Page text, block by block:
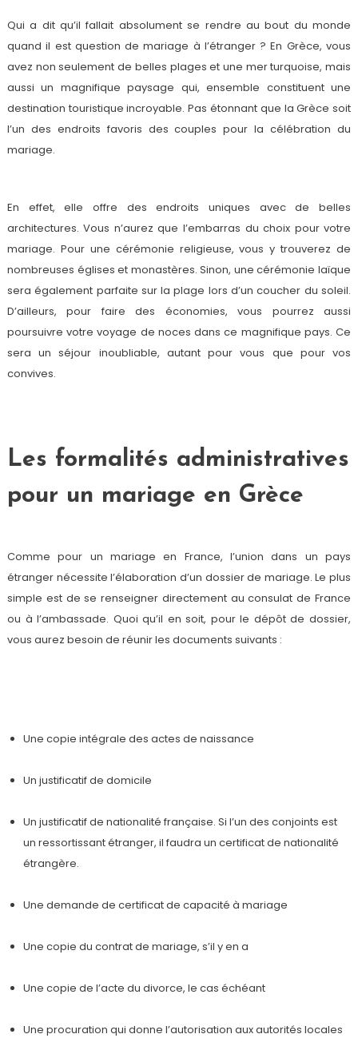
Qui a dit qu’il fallait absolument se rendre au bout du monde
quand il est question de mariage à l’étranger ? En Grèce, vous
avez non seulement de belles plages et une mer turquoise, mais
aussi un magnifique paysage qui, ensemble constituent une
destination touristique incroyable. Pas étonnant que la Grèce soit
l’un des endroits favoris des couples pour la célébration du
mariage.
En effet, elle offre des endroits uniques avec de belles
architectures. Vous n’aurez que l’embarras du choix pour votre
mariage. Pour une cérémonie religieuse, vous y trouverez de
nombreuses églises et monastères. Sinon, une cérémonie laïque
sera également parfaite sur la plage lors d’un coucher du soleil.
D’ailleurs, pour faire des économies, vous pourrez aussi
poursuivre votre voyage de noces dans ce magnifique pays. Ce
sera un séjour inoubliable, autant pour vous que pour vos
convives.
Les formalités administratives
pour un mariage en Grèce
Comme pour un mariage en France, l’union dans un pays
étranger nécessite l’élaboration d’un dossier de mariage. Le plus
simple est de se renseigner directement au consulat de France
ou à l’ambassade. Quoi qu’il en soit, pour le dépôt de dossier,
vous aurez besoin de réunir les documents suivants :
Une copie intégrale des actes de naissance
Un justificatif de domicile
Un justificatif de nationalité française. Si l’un des conjoints est
un ressortissant étranger, il faudra un certificat de nationalité
étrangère.
Une demande de certificat de capacité à mariage
Une copie du contrat de mariage, s’il y en a
Une copie de l’acte du divorce, le cas échéant
Une procuration qui donne l’autorisation aux autorités locales